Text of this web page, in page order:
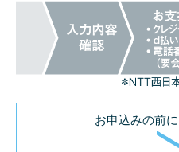
お申込みの前に